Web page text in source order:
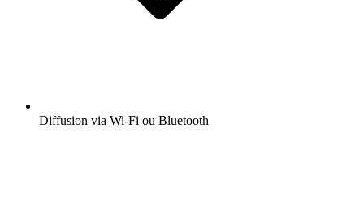
Diffusion via Wi-Fi ou Bluetooth